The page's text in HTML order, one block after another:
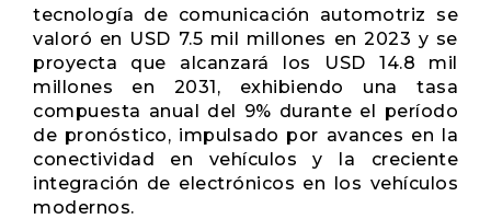
tecnología de comunicación automotriz se
valoró en USD 7.5 mil millones en 2023 y se
proyecta que alcanzará los USD 14.8 mil
millones en 2031, exhibiendo una tasa
compuesta anual del 9% durante el período
de pronóstico, impulsado por avances en la
conectividad en vehículos y la creciente
integración de electrónicos en los vehículos
modernos.